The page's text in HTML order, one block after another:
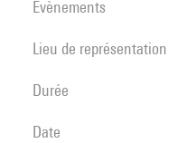
évènements
Lieu de représentation
durée
date